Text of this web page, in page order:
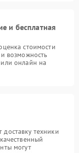
и бесплатная
стоимости
возможность
онлайн на
доставку техники
могут